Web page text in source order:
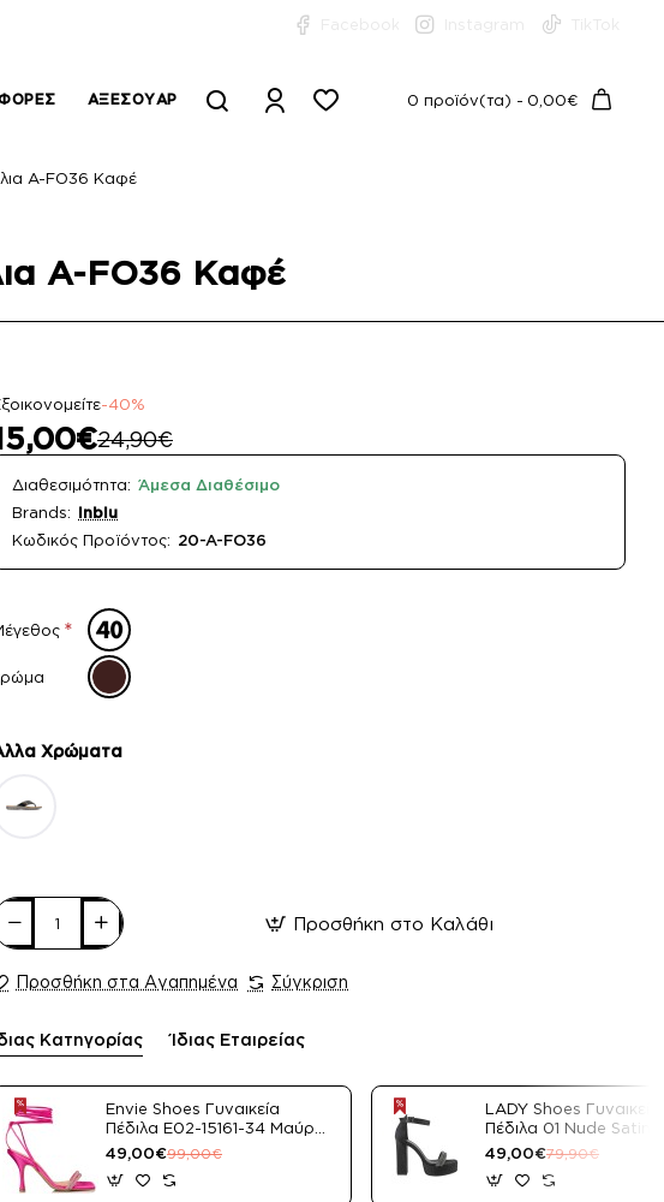
ΑΞΕΣΟΥΆΡ 0 προϊόν(τα) - 0,00€
A-FO36 Καφέ
A-FO36 Καφέ
-40%
24,90€
Διαθεσιμότητα: Άμεσα Διαθέσιμο
Brands: Inblu
Κωδικός Προϊόντος: 20-A-FO36
Xρώματα
Προσθήκη στο Καλάθι
Προσθήκη στα Αγαπημένα Σύγκριση
Κατηγορίας Ίδιας Εταιρείας
Envie Shoes Γυναικεία
Πέδιλα E02-15161-34 Μαύρο
Satin
49,00€99,00€
LADY Shoes Γυναικεία
Πέδιλα 01 Nude Satin
49,00€79,90€